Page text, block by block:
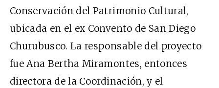
Conservación del Patrimonio Cultural,
ubicada en el ex Convento de San Diego
Churubusco. La responsable del proyecto
fue Ana Bertha Miramontes, entonces
directora de la Coordinación, y el